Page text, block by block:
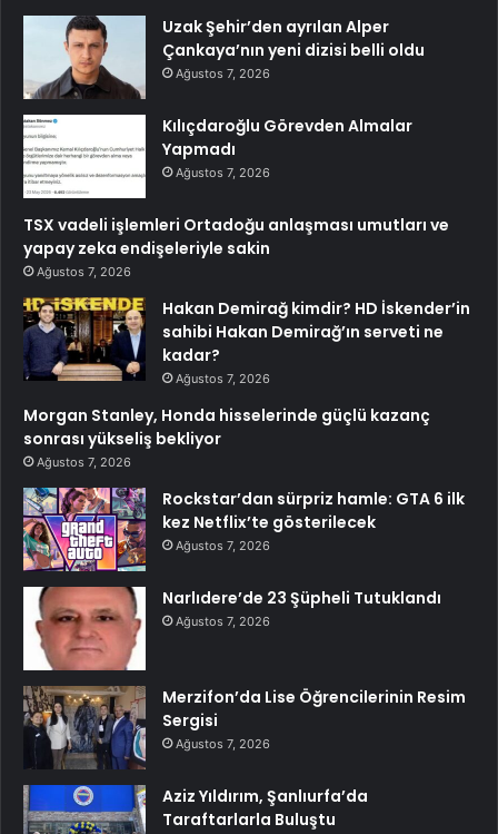
Uzak Şehir’den ayrılan Alper
Çankaya’nın yeni dizisi belli oldu
Ağustos 7, 2026
Kılıçdaroğlu Görevden Almalar
Yapmadı
Ağustos 7, 2026
TSX vadeli işlemleri Ortadoğu anlaşması umutları ve
yapay zeka endişeleriyle sakin
Ağustos 7, 2026
Hakan Demirağ kimdir? HD İskender’in
sahibi Hakan Demirağ’ın serveti ne
kadar?
Ağustos 7, 2026
Morgan Stanley, Honda hisselerinde güçlü kazanç
sonrası yükseliş bekliyor
Ağustos 7, 2026
Rockstar’dan sürpriz hamle: GTA 6 ilk
kez Netflix’te gösterilecek
Ağustos 7, 2026
Narlıdere’de 23 Şüpheli Tutuklandı
Ağustos 7, 2026
Merzifon’da Lise Öğrencilerinin Resim
Sergisi
Ağustos 7, 2026
Aziz Yıldırım, Şanlıurfa’da
Taraftarlarla Buluştu